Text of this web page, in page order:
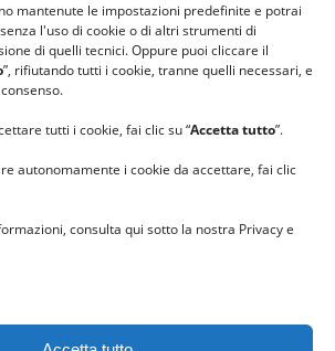
mantenute le impostazioni predefinite e potrai
l'uso di cookie o di altri strumenti di
di quelli tecnici. Oppure puoi cliccare il
”, rifiutando tutti i cookie, tranne quelli necessari, e
tutti i cookie, fai clic su “Accetta tutto”.
autonomamente i cookie da accettare, fai clic
consulta qui sotto la nostra Privacy e